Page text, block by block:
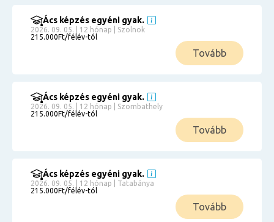
Ács képzés egyéni gyak.
2026. 09. 05. | 12 hónap | Szolnok
215.000Ft/félév-tól
Tovább
Ács képzés egyéni gyak.
2026. 09. 05. | 12 hónap | Szombathely
215.000Ft/félév-tól
Tovább
Ács képzés egyéni gyak.
2026. 09. 05. | 12 hónap | Tatabánya
215.000Ft/félév-tól
Tovább